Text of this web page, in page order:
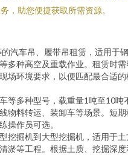
，助您便捷获取所需资源。
汽车吊、履带吊租赁，适用于
多种高空及重载作业。租赁时需
场环境要求，以便匹配最合适的
等多种型号，载重量1吨至10吨
物料转运、装卸车等场景。短期
操作员可选。
挖掘机到大型挖掘机，适用于土
淤等工程。根据土质、挖掘深度